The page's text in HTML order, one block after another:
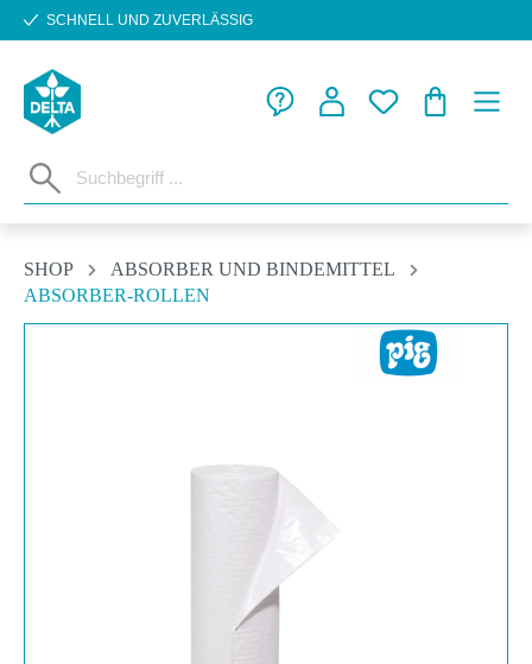
Zum Hauptinhalt springen
SCHNELL UND ZUVERLÄSSIG
SHOP
ABSORBER UND BINDEMITTEL
ABSORBER-ROLLEN